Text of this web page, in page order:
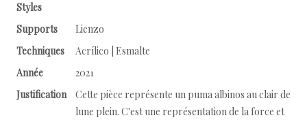
Styles
Supports
Lienzo
Techniques
Acrílico | Esmalte
Année
2021
Justification
Cette pièce représente un puma albinos au clair de
lune plein. C'est une représentation de la force et